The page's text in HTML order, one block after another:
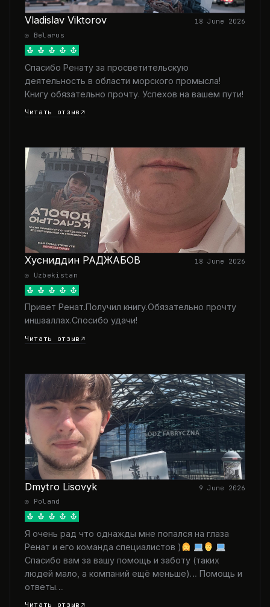
Vladislav Viktorov
18 June 2026
◎ Belarus
Спасибо Ренату за просветительскую
деятельность в области морского промысла!
Книгу обязательно прочту. Успехов на вашем пути!
Читать отзыв
Хусниддин РАДЖАБОВ
18 June 2026
◎ Uzbekistan
Привет Ренат.Получил книгу.Обязательно прочту
иншааллах.Спосибо удачи!
Читать отзыв
Dmytro Lisovyk
9 June 2026
◎ Poland
Я очень рад что однажды мне попался на глаза
Ренат и его команда специалистов )
Спасибо вам за вашу помощь и заботу (таких
людей мало, а компаний ещё меньше)… Помощь и
ответы…
Читать отзыв